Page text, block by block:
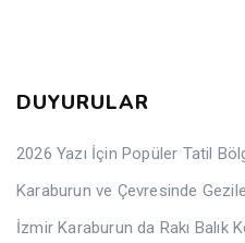
DUYURULAR
2026 Yazı İçin Popüler Tatil
Karaburun ve Çevresinde
İzmir Karaburun da Rakı Balık